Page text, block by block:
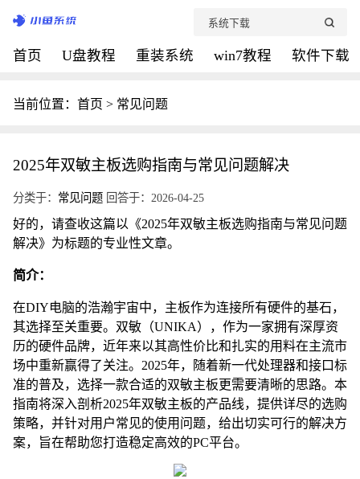
首页 U盘教程 重装系统 win7教程 软件下载
当前位置： 首页 > 常见问题
2025年双敏主板选购指南与常见问题解决
分类于： 常见问题 回答于：2026-04-25
好的，请查收这篇以《2025年双敏主板选购指南与常见问题
解决》为标题的专业性文章。
简介：
在DIY电脑的浩瀚宇宙中，主板作为连接所有硬件的基石，
其选择至关重要。双敏（UNIKA），作为一家拥有深厚资
历的硬件品牌，近年来以其高性价比和扎实的用料在主流市
场中重新赢得了关注。2025年，随着新一代处理器和接口标
准的普及，选择一款合适的双敏主板更需要清晰的思路。本
指南将深入剖析2025年双敏主板的产品线，提供详尽的选购
策略，并针对用户常见的使用问题，给出切实可行的解决方
案，旨在帮助您打造稳定高效的PC平台。